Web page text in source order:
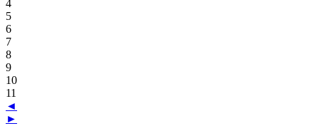
4
5
6
7
8
9
10
11
◄
►